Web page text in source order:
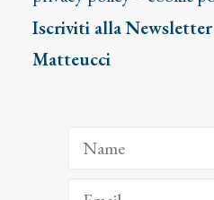
Iscriviti alla
Matteucci